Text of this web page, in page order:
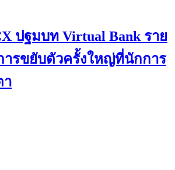
ปฐมบท Virtual Bank ราย
ารขยับตัวครั้งใหญ่ที่นักการ
า